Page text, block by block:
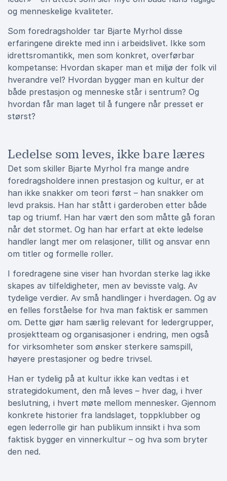
og menneskelige kvaliteter.
Som foredragsholder tar Bjarte Myrhol disse
erfaringene direkte med inn i arbeidslivet. Ikke som
idrettsromantikk, men som konkret, overførbar
kompetanse: Hvordan skaper man et miljø der folk vil
hverandre vel? Hvordan bygger man en kultur der
både prestasjon og menneske står i sentrum? Og
hvordan får man laget til å fungere når presset er
størst?
Ledelse som leves, ikke bare læres
Det som skiller Bjarte Myrhol fra mange andre
foredragsholdere innen prestasjon og kultur, er at
han ikke snakker om teori først – han snakker om
levd praksis. Han har stått i garderoben etter både
tap og triumf. Han har vært den som måtte gå foran
når det stormet. Og han har erfart at ekte ledelse
handler langt mer om relasjoner, tillit og ansvar enn
om titler og formelle roller.
I foredragene sine viser han hvordan sterke lag ikke
skapes av tilfeldigheter, men av bevisste valg. Av
tydelige verdier. Av små handlinger i hverdagen. Og av
en felles forståelse for hva man faktisk er sammen
om. Dette gjør ham særlig relevant for ledergrupper,
prosjektteam og organisasjoner i endring, men også
for virksomheter som ønsker sterkere samspill,
høyere prestasjoner og bedre trivsel.
Han er tydelig på at kultur ikke kan vedtas i et
strategidokument, den må leves – hver dag, i hver
beslutning, i hvert møte mellom mennesker. Gjennom
konkrete historier fra landslaget, toppklubber og
egen lederrolle gir han publikum innsikt i hva som
faktisk bygger en vinnerkultur – og hva som bryter
den ned.